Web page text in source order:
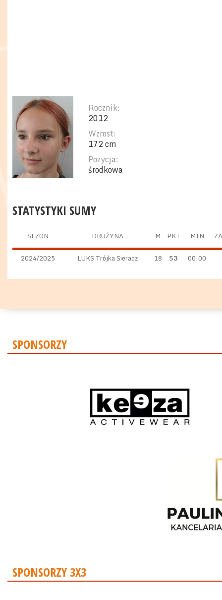
Rocznik:
2012
Wzrost:
172 cm
Pozycja:
środkowa
STATYSTYKI SUMY
SEZON DRUŻYNA M PKT MIN
2024/2025 LUKS Trójka Sieradz 18 53 00:00
SPONSORZY
SPONSORZY 3X3